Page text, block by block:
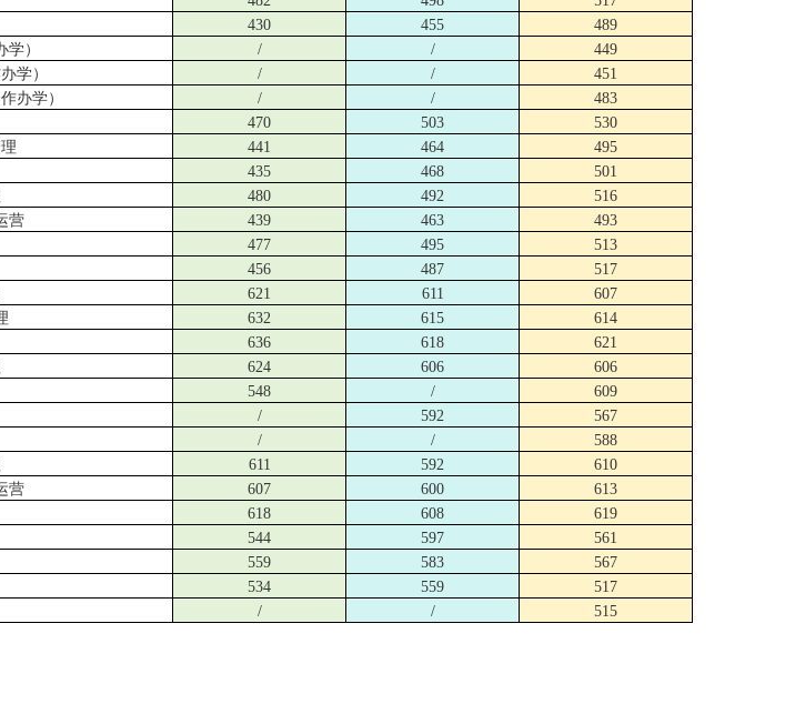
430 455
489
）
/ /
449
学）
/ /
451
办学）
/ /
483
470 503
530
441 464
495
435 468
501
480 492
516
营
439 463
493
477 495
513
456 487 517
621 611
607
632 615
614
636 618
621
624 606 606
548 /
609
/ 592
567
/ / 588
611 592
610
营
607 600
613
618 608
619
544 597 561
559 583
567
534 559
517
/ / 515